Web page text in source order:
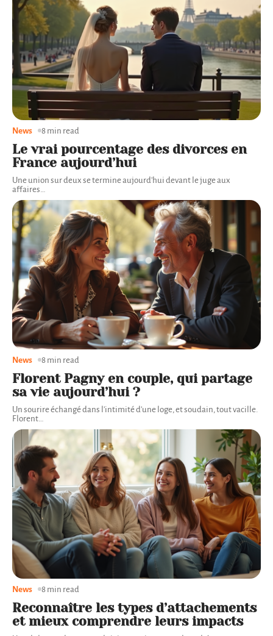
Le vrai pourcentage des divorces en
France aujourd’hui
Une union sur deux se termine aujourd'hui devant le juge aux
affaires
News 8 min read
Florent Pagny en couple, qui partage
sa vie aujourd’hui ?
Un sourire échangé dans l'intimité d'une loge, et soudain, tout vacille.
Florent
News 8 min read
Reconnaître les types d’attachements
et mieux comprendre leurs impacts
News 8 min read